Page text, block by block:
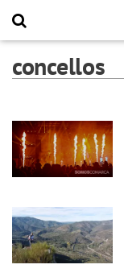
concellos